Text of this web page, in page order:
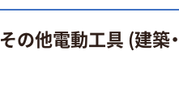
その他電動工具 (建築